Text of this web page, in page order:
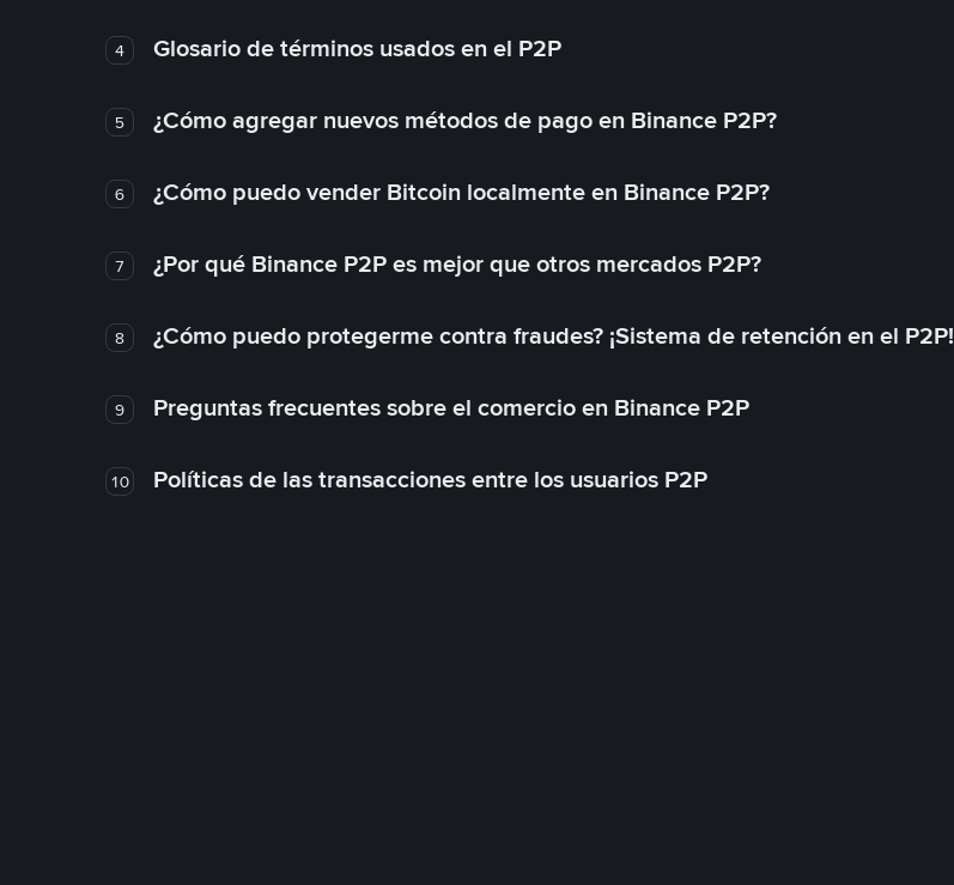
4 Glosario de términos usados en el P2P
5 ¿Cómo agregar nuevos métodos de pago en Binance P2P?
6 ¿Cómo puedo vender Bitcoin localmente en Binance P2P?
7 ¿Por qué Binance P2P es mejor que otros mercados P2P?
8 ¿Cómo puedo protegerme contra fraudes? ¡Sistema de retención en el P2P!
9 Preguntas frecuentes sobre el comercio en Binance P2P
10 Políticas de las transacciones entre los usuarios P2P